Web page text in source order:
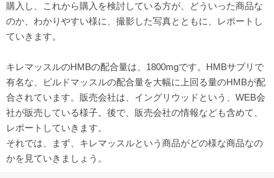
購入し、これから購入を検討している方が、どういった商品な
のか、わかりやすい様に、撮影した写真とともに、レポートし
ていきます。
キレマッスルのHMBの配合量は、1800mgです。HMBサプリで
有名な、ビルドマッスルの配合量を大幅に上回る量のHMBが配
合されています。販売会社は、イングリウッドという、WEB会
社が販売している様子。後で、販売会社の情報なども含めて、
レポートしていきます。
それでは、まず、キレマッスルという商品がどの様な商品なの
かを見ていきましょう。